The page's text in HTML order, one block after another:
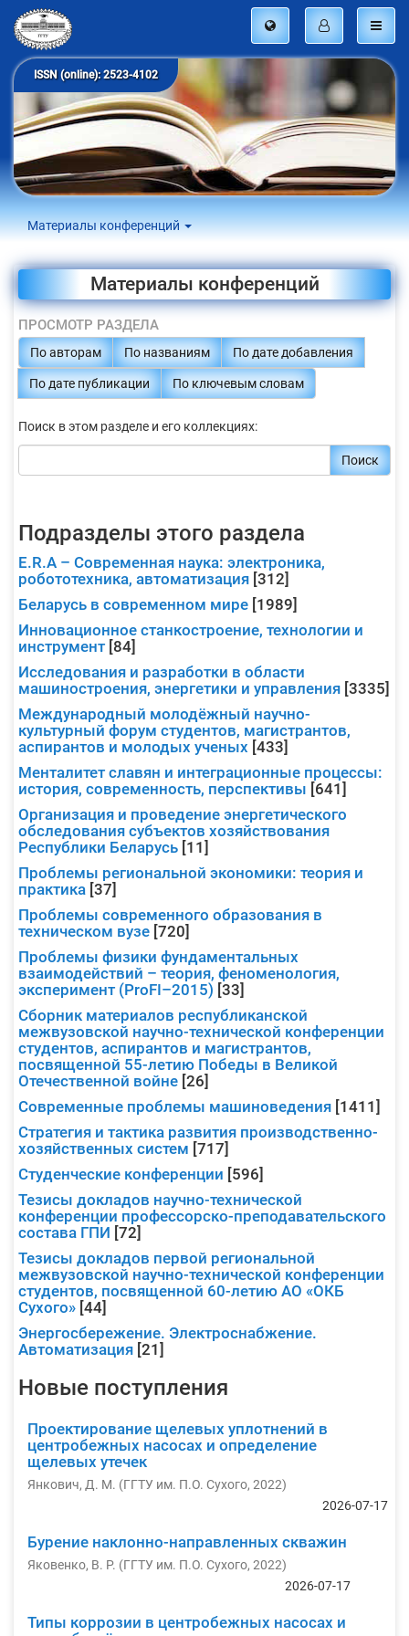
ISSN (online): 2523-4102
Материалы конференций
Материалы конференций
ПРОСМОТР РАЗДЕЛА
По авторам По названиям По дате добавления
По дате публикации По ключевым словам
Поиск в этом разделе и его коллекциях:
Поиск
Подразделы этого раздела
E.R.A – Современная наука: электроника,
робототехника, автоматизация [312]
Беларусь в современном мире [1989]
Инновационное станкостроение, технологии и
инструмент[84]
Исследования и разработки в области
машиностроения, энергетики и управления [3335]
Международный молодёжный научно-
культурный форум студентов, магистрантов,
аспирантов и молодых ученых [433]
Менталитет славян и интеграционные процессы:
история, современность, перспективы [641]
Организация и проведение энергетического
обследования субъектов хозяйствования
Республики Беларусь [11]
Проблемы региональной экономики: теория и
практика [37]
Проблемы современного образования в
техническом вузе [720]
Проблемы физики фундаментальных
взаимодействий – теория, феноменология,
эксперимент (ProFI–2015) [33]
Сборник материалов республиканской
межвузовской научно-технической конференции
студентов, аспирантов и магистрантов,
посвященной 55-летию Победы в Великой
Отечественной войне [26]
Современные проблемы машиноведения [1411]
Стратегия и тактика развития производственно-
хозяйственных систем [717]
Студенческие конференции [596]
Тезисы докладов научно-технической
конференции профессорско-преподавательского
состава ГПИ [72]
Тезисы докладов первой региональной
межвузовской научно-технической конференции
студентов, посвященной 60-летию АО «ОКБ
Сухого» [44]
Энергосбережение. Электроснабжение.
Автоматизация [21]
Новые поступления
Проектирование щелевых уплотнений в
центробежных насосах и определение
щелевых утечек
Янкович, Д. М. (ГГТУ им. П.О. Сухого, 2022)
2026-07-17
Бурение наклонно-направленных скважин
Яковенко, В. Р. (ГГТУ им. П.О. Сухого, 2022)
2026-07-17
Типы коррозии в центробежных насосах и